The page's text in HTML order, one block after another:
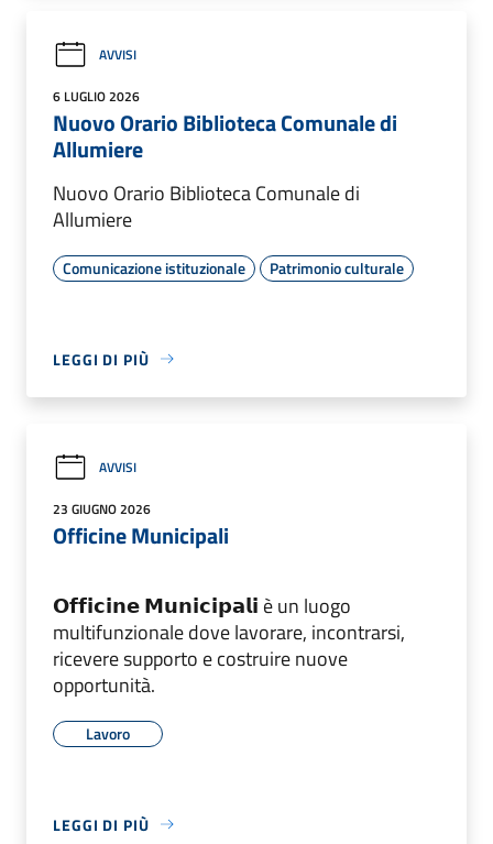
AVVISI
6 LUGLIO 2026
Nuovo Orario Biblioteca Comunale di
Allumiere
Nuovo Orario Biblioteca Comunale di
Allumiere
Comunicazione istituzionale Patrimonio culturale
LEGGI DI PIÙ
AVVISI
23 GIUGNO 2026
Officine Municipali
𝗢𝗳𝗳𝗶𝗰𝗶𝗻𝗲 𝗠𝘂𝗻𝗶𝗰𝗶𝗽𝗮𝗹𝗶 è un luogo
multifunzionale dove lavorare, incontrarsi,
ricevere supporto e costruire nuove
opportunità.
Lavoro
LEGGI DI PIÙ